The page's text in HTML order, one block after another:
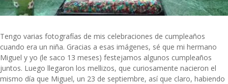
Tengo varias fotografías de mis celebraciones de cumpleaños
cuando era un niña. Gracias a esas imágenes, sé que mi hermano
Miguel y yo (le saco 13 meses) festejamos algunos cumpleaños
juntos. Luego llegaron los mellizos, que curiosamente nacieron el
mismo día que Miguel, un 23 de septiembre, así que claro, habiendo